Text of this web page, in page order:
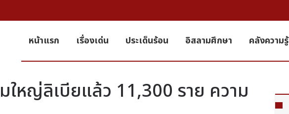
หน้าแรก เรื่องเด่น ประเด็นร้อน อิสลามศึกษา คลังความรู้
หญ่ลิเบียแล้ว 11,300 ราย ความ